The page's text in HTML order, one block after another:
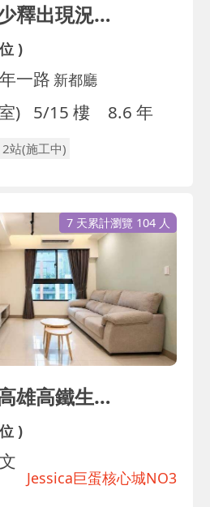
晉選好房★稀少釋出現況三改大兩房+平車｜雙衛浴開窗
)
一路 新都廳
) 5/15 樓 8.6 年
站(施工中)
7 天累計瀏覽 104 人
晉選好房★北高雄高鐵生活圈｜核心城3｜正二房車位
)
Jessica巨蛋核心城NO3